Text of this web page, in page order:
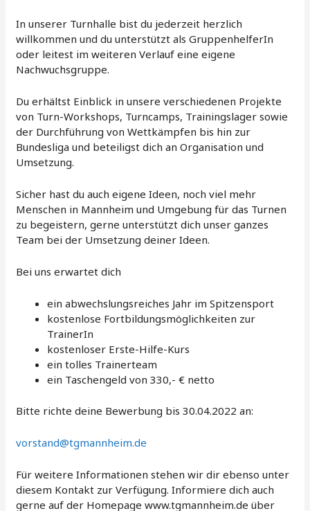
In unserer Turnhalle bist du jederzeit herzlich
willkommen und du unterstützt als GruppenhelferIn
oder leitest im weiteren Verlauf eine eigene
Nachwuchsgruppe.
Du erhältst Einblick in unsere verschiedenen Projekte
von Turn-Workshops, Turncamps, Trainingslager sowie
der Durchführung von Wettkämpfen bis hin zur
Bundesliga und beteiligst dich an Organisation und
Umsetzung.
Sicher hast du auch eigene Ideen, noch viel mehr
Menschen in Mannheim und Umgebung für das Turnen
zu begeistern, gerne unterstützt dich unser ganzes
Team bei der Umsetzung deiner Ideen.
Bei uns erwartet dich
ein abwechslungsreiches Jahr im Spitzensport
kostenlose Fortbildungsmöglichkeiten zur
TrainerIn
kostenloser Erste-Hilfe-Kurs
ein tolles Trainerteam
ein Taschengeld von 330,- € netto
Bitte richte deine Bewerbung bis 30.04.2022 an:
vorstand@tgmannheim.de
Für weitere Informationen stehen wir dir ebenso unter
diesem Kontakt zur Verfügung. Informiere dich auch
gerne auf der Homepage www.tgmannheim.de über